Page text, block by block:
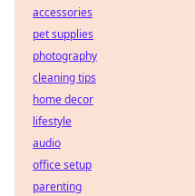
accessories
pet supplies
photography
cleaning tips
home decor
lifestyle
audio
office setup
parenting